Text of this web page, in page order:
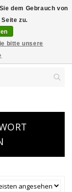
dem Gebrauch von
zu.
bitte unsere